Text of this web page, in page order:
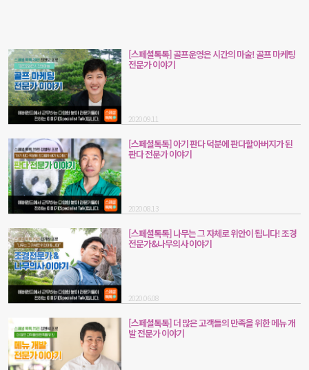
[스페셜톡톡] 골프운영은 시간의 마술! 골프 마케팅
전문가 이야기
2020.09.11
[스페셜톡톡] 아기 판다 덕분에 판다할아버지가 된
판다 전문가 이야기
2020.08.13
[스페셜톡톡] 나무는 그 자체로 위안이 됩니다! 조경
전문가&나무의사 이야기
2020.06.08
[스페셜톡톡] 더 많은 고객들의 만족을 위한 메뉴 개
발 전문가 이야기